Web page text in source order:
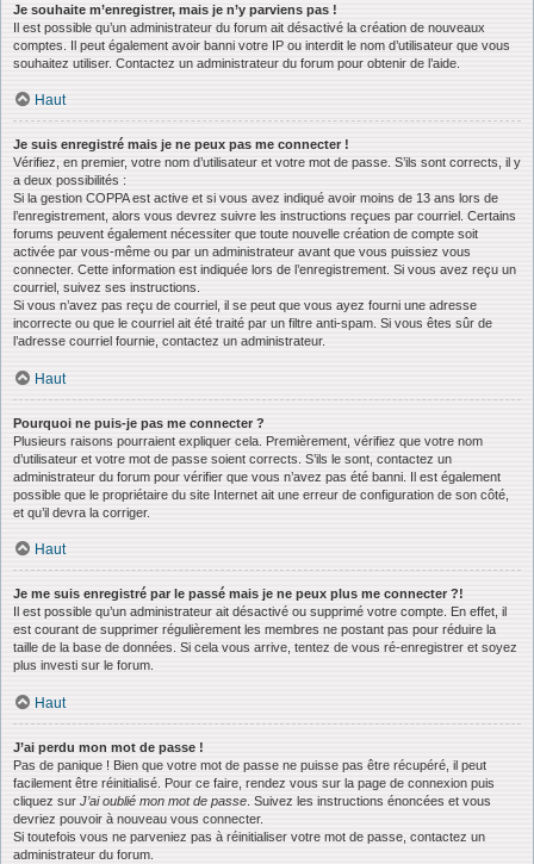
Je souhaite m’enregistrer, mais je n’y parviens pas !
Il est possible qu’un administrateur du forum ait désactivé la création de nouveaux
comptes. Il peut également avoir banni votre IP ou interdit le nom d’utilisateur que vous
souhaitez utiliser. Contactez un administrateur du forum pour obtenir de l’aide.
Haut
Je suis enregistré mais je ne peux pas me connecter !
Vérifiez, en premier, votre nom d’utilisateur et votre mot de passe. S’ils sont corrects, il y
a deux possibilités :
Si la gestion COPPA est active et si vous avez indiqué avoir moins de 13 ans lors de
l’enregistrement, alors vous devrez suivre les instructions reçues par courriel. Certains
forums peuvent également nécessiter que toute nouvelle création de compte soit
activée par vous-même ou par un administrateur avant que vous puissiez vous
connecter. Cette information est indiquée lors de l’enregistrement. Si vous avez reçu un
courriel, suivez ses instructions.
Si vous n’avez pas reçu de courriel, il se peut que vous ayez fourni une adresse
incorrecte ou que le courriel ait été traité par un filtre anti-spam. Si vous êtes sûr de
l’adresse courriel fournie, contactez un administrateur.
Haut
Pourquoi ne puis-je pas me connecter ?
Plusieurs raisons pourraient expliquer cela. Premièrement, vérifiez que votre nom
d’utilisateur et votre mot de passe soient corrects. S’ils le sont, contactez un
administrateur du forum pour vérifier que vous n’avez pas été banni. Il est également
possible que le propriétaire du site Internet ait une erreur de configuration de son côté,
et qu’il devra la corriger.
Haut
Je me suis enregistré par le passé mais je ne peux plus me connecter ?!
Il est possible qu’un administrateur ait désactivé ou supprimé votre compte. En effet, il
est courant de supprimer régulièrement les membres ne postant pas pour réduire la
taille de la base de données. Si cela vous arrive, tentez de vous ré-enregistrer et soyez
plus investi sur le forum.
Haut
J’ai perdu mon mot de passe !
Pas de panique ! Bien que votre mot de passe ne puisse pas être récupéré, il peut
facilement être réinitialisé. Pour ce faire, rendez vous sur la page de connexion puis
cliquez sur J’ai oublié mon mot de passe . Suivez les instructions énoncées et vous
devriez pouvoir à nouveau vous connecter.
Si toutefois vous ne parveniez pas à réinitialiser votre mot de passe, contactez un
administrateur du forum.